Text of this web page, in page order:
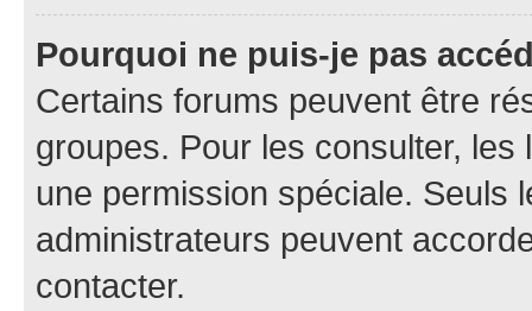
Pourquoi ne puis-je pas
Certains forums peuvent être
groupes. Pour les consulter,
une permission spéciale. Seuls
administrateurs peuvent
contacter.